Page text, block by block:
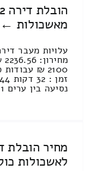
מאשכולות ←
נסיעה בין ערים 1 שעות , 27 דקות [...]
לאשכולות